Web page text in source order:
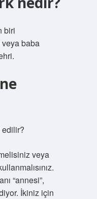
biri
baba
edilir?
veya
“annesi”,
İkiniz için